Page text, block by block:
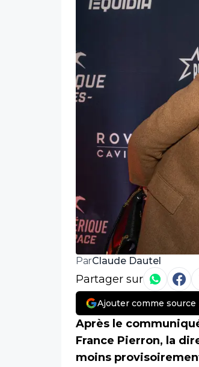
ParClaude Dautel
Partager sur
Ajouter comme
Après le
France Pierron, la
moins